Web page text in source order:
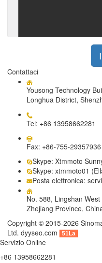
Contattaci
Yousong Technology
Longhua District,
Tel: +86 13958662281
Fax: +86-755-29357936
Skype: Xtmmoto
Skype: xtmmoto01
Posta elettronica:
No. 588, Lingshan
Zhejiang Province,
Copyright © 2015-2026
Ltd. dyyseo.com 51La
Servizio Online
+86 13958662281